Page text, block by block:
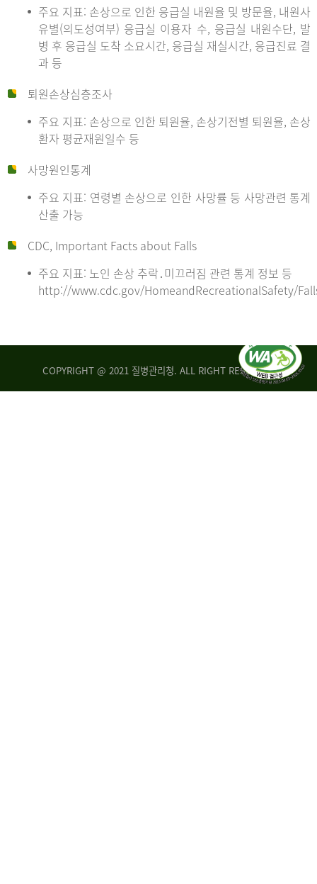
주요 지표: 손상으로 인한 응급실 내원율 및 방문율, 내원사
유별(의도성여부) 응급실 이용자 수, 응급실 내원수단, 발
병 후 응급실 도착 소요시간, 응급실 재실시간, 응급진료 결
과 등
퇴원손상심층조사
주요 지표: 손상으로 인한 퇴원율, 손상기전별 퇴원율, 손상
환자 평균재원일수 등
사망원인통계
주요 지표: 연령별 손상으로 인한 사망률 등 사망관련 통계
산출 가능
CDC, Important Facts about Falls
주요 지표: 노인 손상 추락․미끄러짐 관련 통계 정보 등
http://www.cdc.gov/HomeandRecreationalSafety/
COPYRIGHT @ 2021 질병관리청. ALL RIGHT RESERVED